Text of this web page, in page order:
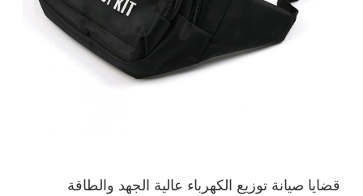
قضايا صيانة توزيع الكهرباء عالية الجهد والطاقة